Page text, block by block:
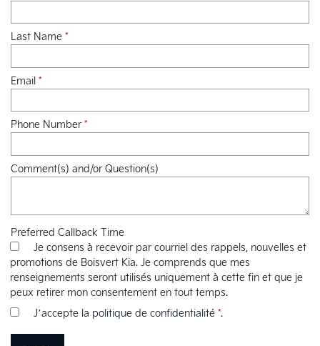
Last Name *
Email *
Phone Number*
Comment(s) and/or Question(s)
Preferred Callback Time
Je consens à recevoir par courriel des rappels, nouvelles et
promotions de Boisvert Kia. Je comprends que mes
renseignements seront utilisés uniquement à cette fin et que je
peux retirer mon consentement en tout temps.
J’accepte la politique de confidentialité *.